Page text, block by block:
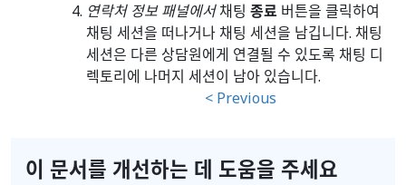
연락처 정보 패널에서채팅종료 버튼을 클릭하여
채팅 세션을 떠나거나 채팅 세션을 남깁니다. 채팅
세션은 다른 상담원에게 연결될 수 있도록 채팅 디
렉토리에 나머지 세션이 남아 있습니다.
< Previous
이 문서를 개선하는 데 도움을 주세요